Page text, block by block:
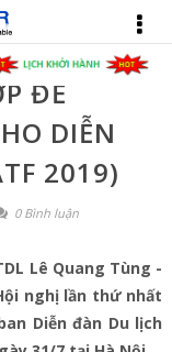
ĐỂ
DIỄN
2019)
0 Bình luận
Lê Quang Tùng -
nghị lần thứ nhất
Diễn đàn Du lịch